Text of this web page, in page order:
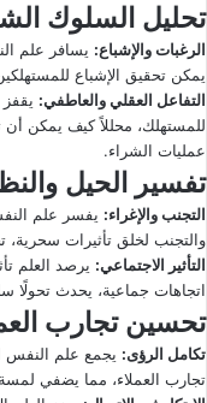
تحليل السلوك
الرغبات والإشباع: يسافر علم
يمكن تحقيق الإشباع
التفاعل العقلي والعاطفي:
للمستهلك، محللاً كيف يمكن أن
عمليات الشراء.
تفسير الحيل
التجنب والإغراء: يفسر علم
والتجنب لخلق تأثيرات
التأثير الاجتماعي: يرصد العلم
اتجاهات جماعية، يحدث تحولًا
تحسين تجارب
تكامل الرؤى: يجمع علم النفس
تجارب العملاء، مما يضفي